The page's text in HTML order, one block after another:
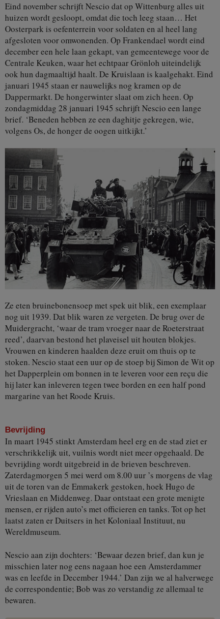
Eind november schrijft Nescio dat op Wittenburg alles uit
huizen wordt gesloopt, omdat die toch leeg staan… Het
Oosterpark is oefenterrein voor soldaten en al heel lang
afgesloten voor omwonenden. Op Frankendael wordt eind
december een hele laan gekapt, van gemeentewege voor de
Centrale Keuken, waar het echtpaar Grönloh uiteindelijk
ook hun dagmaaltijd haalt. De Kruislaan is kaalgehakt. Eind
januari 1945 staan er nauwelijks nog kramen op de
Dappermarkt. De hongerwinter slaat om zich heen. Op
zondagmiddag 28 januari 1945 schrijft Nescio een lange
brief. ‘Beneden hebben ze een daghitje gekregen, wie,
volgens Os, de honger de oogen uitkijkt.’
Ze eten bruinebonensoep met spek uit blik, een exemplaar
nog uit 1939. Dat blik waren ze vergeten. De brug over de
Muidergracht, ‘waar de tram vroeger naar de Roeterstraat
reed’, daarvan bestond het plaveisel uit houten blokjes.
Vrouwen en kinderen haalden deze eruit om thuis op te
stoken. Nescio staat een uur op de stoep bij Simon de Wit op
het Dapperplein om bonnen in te leveren voor een reçu die
hij later kan inleveren tegen twee borden en een half pond
margarine van het Roode Kruis.
Bevrijding
In maart 1945 stinkt Amsterdam heel erg en de stad ziet er
verschrikkelijk uit, vuilnis wordt niet meer opgehaald. De
bevrijding wordt uitgebreid in de brieven beschreven.
Zaterdagmorgen 5 mei werd om 8.00 uur ’s morgens de vlag
uit de toren van de Emmakerk gestoken, hoek Hugo de
Vrieslaan en Middenweg. Daar ontstaat een grote menigte
mensen, er rijden auto’s met officieren en tanks. Tot op het
laatst zaten er Duitsers in het Koloniaal Instituut, nu
Wereldmuseum.
Nescio aan zijn dochters: ‘Bewaar dezen brief, dan kun je
misschien later nog eens nagaan hoe een Amsterdammer
was en leefde in December 1944.’ Dan zijn we al halverwege
de correspondentie; Bob was zo verstandig ze allemaal te
bewaren.